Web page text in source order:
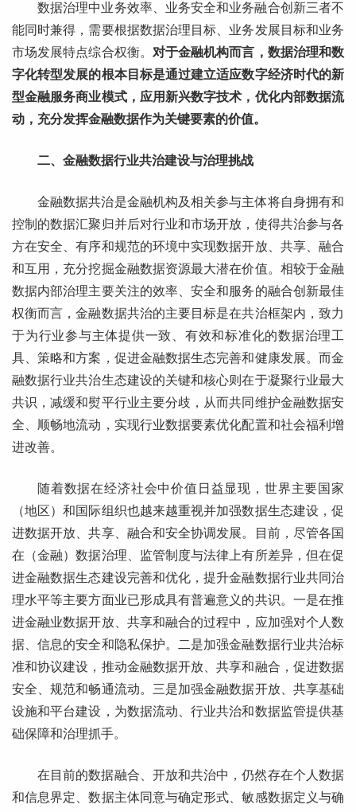
数据治理中业务效率、业务安全和业务融合创新三者不
能同时兼得，需要根据数据治理目标、业务发展目标和业务
市场发展特点综合权衡。 对于金融机构而言，数据治理和数
字化转型发展的根本目标是通过建立适应数字经济时代的新
型金融服务商业模式，应用新兴数字技术，优化内部数据流
动，充分发挥金融数据作为关键要素的价值。
二、金融数据行业共治建设与治理挑战
金融数据共治是金融机构及相关参与主体将自身拥有和
控制的数据汇聚归并后对行业和市场开放，使得共治参与各
方在安全、有序和规范的环境中实现数据开放、共享、融合
和互用，充分挖掘金融数据资源最大潜在价值。相较于金融
数据内部治理主要关注的效率、安全和服务的融合创新最佳
权衡而言，金融数据共治的主要目标是在共治框架内，致力
于为行业参与主体提供一致、有效和标准化的数据治理工
具、策略和方案，促进金融数据生态完善和健康发展。而金
融数据行业共治生态建设的关键和核心则在于凝聚行业最大
共识，减缓和熨平行业主要分歧，从而共同维护金融数据安
全、顺畅地流动，实现行业数据要素优化配置和社会福利增
进改善。
随着数据在经济社会中价值日益显现，世界主要国家
（地区）和国际组织也越来越重视并加强数据生态建设，促
进数据开放、共享、融合和安全协调发展。目前，尽管各国
在（金融）数据治理、监管制度与法律上有所差异，但在促
进金融数据生态建设完善和优化，提升金融数据行业共同治
理水平等主要方面业已形成具有普遍意义的共识。一是在推
进金融业数据开放、共享和融合的过程中，应加强对个人数
据、信息的安全和隐私保护。二是加强金融数据行业共治标
准和协议建设，推动金融数据开放、共享和融合，促进数据
安全、规范和畅通流动。三是加强金融数据开放、共享基础
设施和平台建设，为数据流动、行业共治和数据监管提供基
础保障和治理抓手。
在目前的数据融合、开放和共治中，仍然存在个人数据
和信息界定、数据主体同意与确定形式、敏感数据定义与确